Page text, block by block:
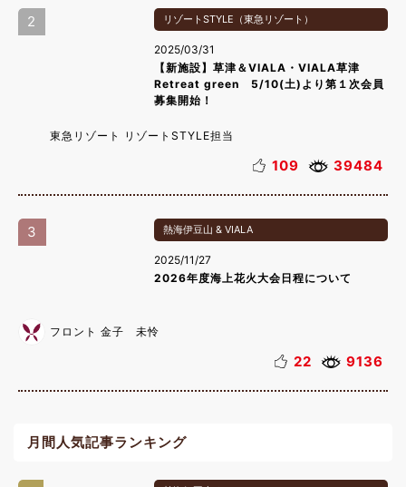
2 リゾートSTYLE（東急リゾート）
2025/03/31
【新施設】草津＆VIALA・VIALA草津
Retreat green 5/10(土)より第１次会員
募集開始！
東急リゾート リゾートSTYLE担当
109 39484
3 熱海伊豆山 & VIALA
2025/11/27
2026年度海上花火大会日程について
フロント 金子 未怜
22 9136
月間人気記事ランキング